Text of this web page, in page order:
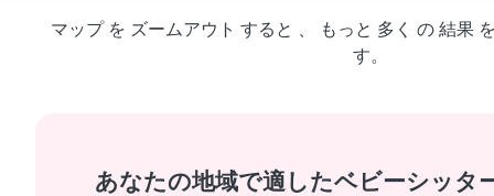
マップ を ズームアウト すると 、 もっと 多く の 結果
す。
あなたの地域で適したベビーシッタ